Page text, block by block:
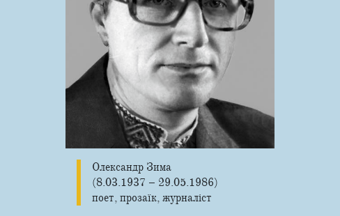
Олександр Зима
(8.03.1937 – 29.05.1986)
поет, прозаїк, журналіст